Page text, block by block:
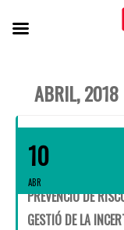
ABRIL, 2018
10
ABR
PREVENCIÓ DE
GESTIÓ DE LA